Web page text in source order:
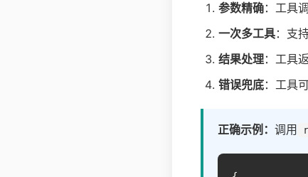
参数精确：工具
一次多工具：支
结果处理：工具
错误兜底：工具
正确示例： 调用